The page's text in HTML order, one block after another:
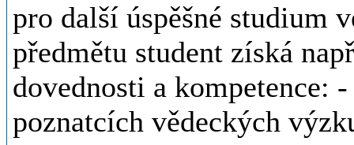
pro další úspěšné studium
předmětu student získá
dovednosti a kompetence:
poznatcích vědeckých